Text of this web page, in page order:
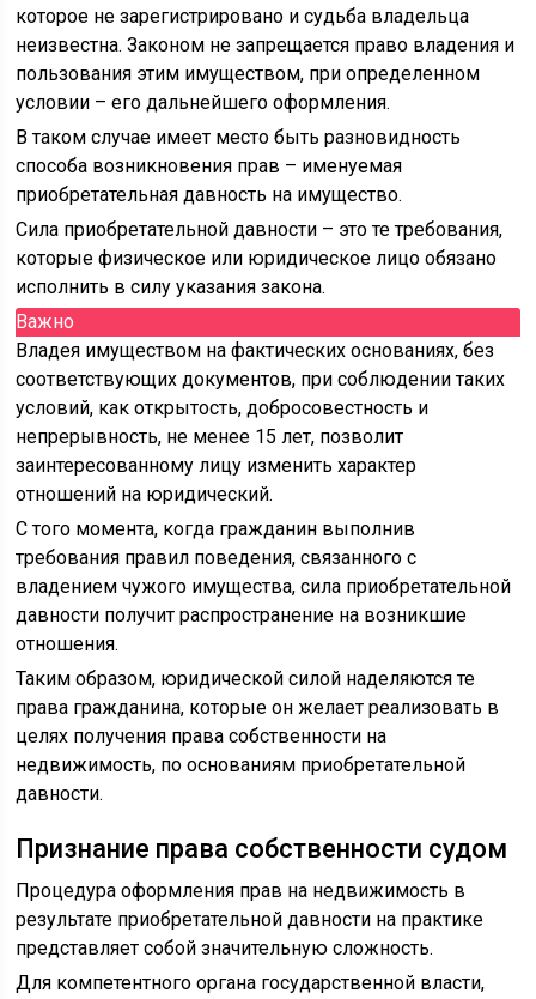
которое не зарегистрировано и судьба владельца
неизвестна. Законом не запрещается право владения и
пользования этим имуществом, при определенном
условии – его дальнейшего оформления.
В таком случае имеет место быть разновидность
способа возникновения прав – именуемая
приобретательная давность на имущество.
Сила приобретательной давности – это те требования,
которые физическое или юридическое лицо обязано
исполнить в силу указания закона.
Важно
Владея имуществом на фактических основаниях, без
соответствующих документов, при соблюдении таких
условий, как открытость, добросовестность и
непрерывность, не менее 15 лет, позволит
заинтересованному лицу изменить характер
отношений на юридический.
С того момента, когда гражданин выполнив
требования правил поведения, связанного с
владением чужого имущества, сила приобретательной
давности получит распространение на возникшие
отношения.
Таким образом, юридической силой наделяются те
права гражданина, которые он желает реализовать в
целях получения права собственности на
недвижимость, по основаниям приобретательной
давности.
Признание права собственности судом
Процедура оформления прав на недвижимость в
результате приобретательной давности на практике
представляет собой значительную сложность.
Для компетентного органа государственной власти,